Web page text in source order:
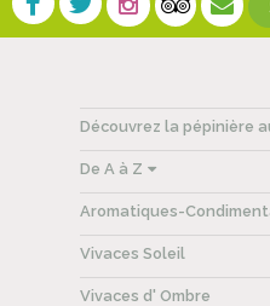
Découvrez la pépinière
De A à Z
Aromatiques-
Vivaces Soleil
Vivaces d' Ombre